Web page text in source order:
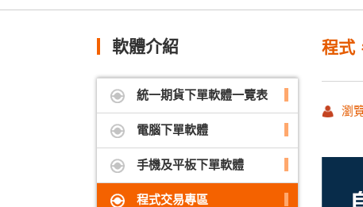
軟體介紹
統一期貨下單軟體一覽表
電腦下單軟體
手機及平板下單軟體
程式交易專區
程式
瀏